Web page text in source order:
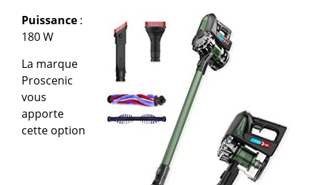
Puissance :
180 W
La marque
Proscenic
vous
apporte
cette option